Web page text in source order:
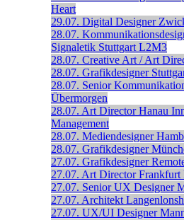
Heart
29.07. Digital Designer
28.07.
Signaletik Stuttgart L2M3
28.07. Creative Art / Art
28.07. Grafikdesigner
28.07. Senior
Übermorgen
28.07. Art Director Hanau
Management
28.07. Mediendesigner
28.07. Grafikdesigner
27.07. Grafikdesigner
27.07. Art Director Frankfurt
27.07. Senior UX Designer
27.07. Architekt
27.07. UX/UI Designer